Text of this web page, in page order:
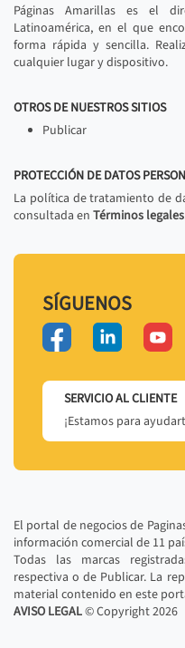
Páginas Amarillas es el
Latinoamérica, en el que
forma rápida y sencilla.
cualquier lugar y dispositivo.
OTROS DE NUESTROS SITIOS
Publicar
PROTECCIÓN DE DATOS
La política de tratamiento de
consultada en Términos legales
SÍGUENOS
SERVICIO AL CLIENTE
¡Estamos para
El portal de negocios de
información comercial de 11
Todas las marcas
respectiva o de Publicar. La
material contenido en este
AVISO LEGAL© Copyright2026